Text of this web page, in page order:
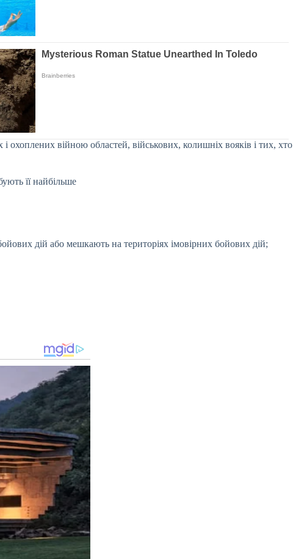
охоплених війною областей, військових, колишніх вояків і тих, хто
її найбільше
дій або мешкають на територіях імовірних бойових дій;